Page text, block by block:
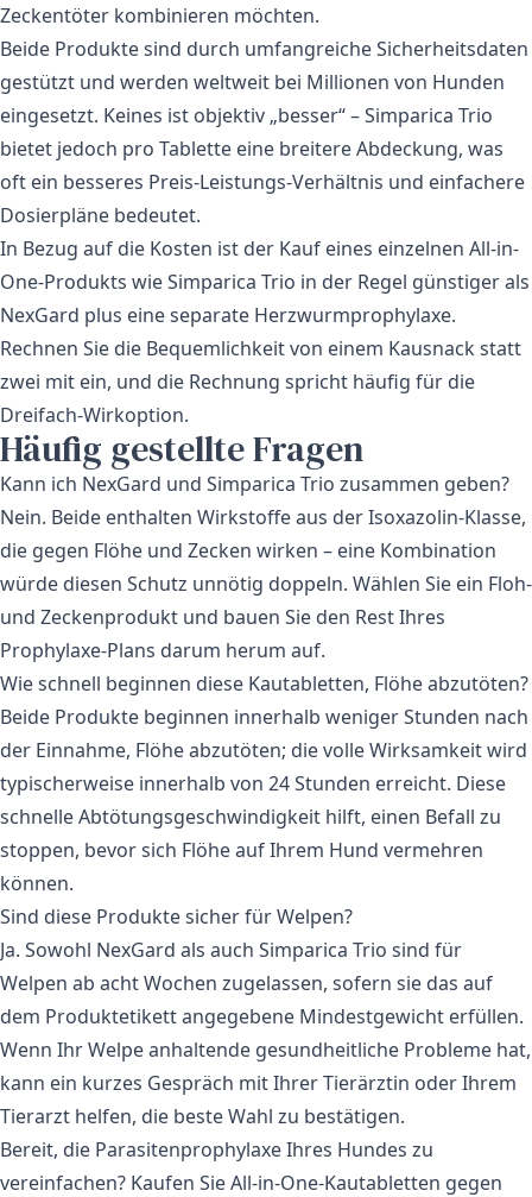
Zeckentöter kombinieren möchten.
Beide Produkte sind durch umfangreiche Sicherheitsdaten
gestützt und werden weltweit bei Millionen von Hunden
eingesetzt. Keines ist objektiv „besser“ – Simparica Trio
bietet jedoch pro Tablette eine breitere Abdeckung, was
oft ein besseres Preis-Leistungs-Verhältnis und einfachere
Dosierpläne bedeutet.
In Bezug auf die Kosten ist der Kauf eines einzelnen All-in-
One-Produkts wieSimparica Trio in der Regel günstiger als
NexGard plus eine separate Herzwurmprophylaxe.
Rechnen Sie die Bequemlichkeit von einem Kausnack statt
zwei mit ein, und die Rechnung spricht häufig für die
Dreifach-Wirkoption.
Häufig gestellte Fragen
Kann ich NexGard und Simparica Trio zusammen geben?
Nein. Beide enthalten Wirkstoffe aus der Isoxazolin-Klasse,
die gegen Flöhe und Zecken wirken – eine Kombination
würde diesen Schutz unnötig doppeln. Wählen Sie ein Floh-
und Zeckenprodukt und bauen Sie den Rest Ihres
Prophylaxe-Plans darum herum auf.
Wie schnell beginnen diese Kautabletten, Flöhe abzutöten?
Beide Produkte beginnen innerhalb weniger Stunden nach
der Einnahme, Flöhe abzutöten; die volle Wirksamkeit wird
typischerweise innerhalb von 24 Stunden erreicht. Diese
schnelle Abtötungsgeschwindigkeit hilft, einen Befall zu
stoppen, bevor sich Flöhe auf Ihrem Hund vermehren
können.
Sind diese Produkte sicher für Welpen?
Ja. Sowohl NexGard als auch Simparica Trio sind für
Welpen ab acht Wochen zugelassen, sofern sie das auf
dem Produktetikett angegebene Mindestgewicht erfüllen.
Wenn Ihr Welpe anhaltende gesundheitliche Probleme hat,
kann ein kurzes Gespräch mit Ihrer Tierärztin oder Ihrem
Tierarzt helfen, die beste Wahl zu bestätigen.
Bereit, die Parasitenprophylaxe Ihres Hundes zu
vereinfachen? Kaufen SieAll-in-One-Kautabletten gegen